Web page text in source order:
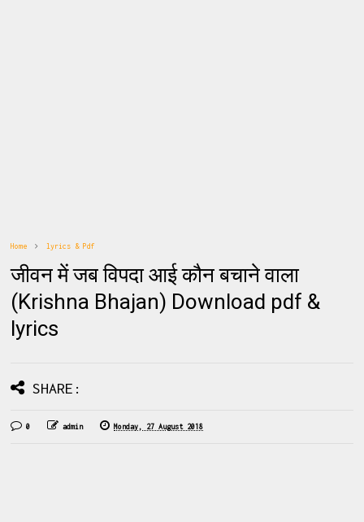
Home lyrics & Pdf
जीवन में जब विपदा आई कौन बचाने वाला
(Krishna Bhajan) Download pdf &
lyrics
SHARE:
0 admin Monday, 27 August 2018